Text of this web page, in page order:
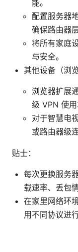
能。
配置服务器
确保路由器
将所有家庭
与安全。
其他设备（浏
浏览器扩展
级 VPN 使用
对于智慧电
或路由器级
贴士：
每次更换服务
载速率、丢包
在家里网络环
用不同协议进